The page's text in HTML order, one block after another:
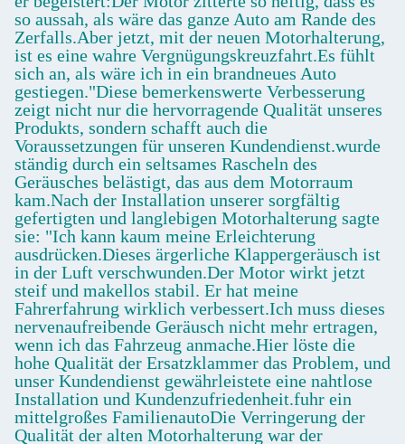
so aussah, als wäre das ganze Auto am Rande des
Zerfalls.Aber jetzt, mit der neuen Motorhalterung,
ist es eine wahre Vergnügungskreuzfahrt.Es fühlt
sich an, als wäre ich in ein brandneues Auto
gestiegen."Diese bemerkenswerte Verbesserung
zeigt nicht nur die hervorragende Qualität unseres
Produkts, sondern schafft auch die
Voraussetzungen für unseren Kundendienst.wurde
ständig durch ein seltsames Rascheln des
Geräusches belästigt, das aus dem Motorraum
kam.Nach der Installation unserer sorgfältig
gefertigten und langlebigen Motorhalterung sagte
sie: "Ich kann kaum meine Erleichterung
ausdrücken.Dieses ärgerliche Klappergeräusch ist
in der Luft verschwunden.Der Motor wirkt jetzt
steif und makellos stabil. Er hat meine
Fahrerfahrung wirklich verbessert.Ich muss dieses
nervenaufreibende Geräusch nicht mehr ertragen,
wenn ich das Fahrzeug anmache.Hier löste die
hohe Qualität der Ersatzklammer das Problem, und
unser Kundendienst gewährleistete eine nahtlose
Installation und Kundenzufriedenheit.fuhr ein
mittelgroßes FamilienautoDie Verringerung der
Qualität der alten Motorhalterung war der